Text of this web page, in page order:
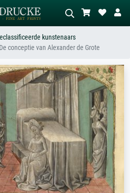
bijv.
Beschrijf de scène – bijv. groene
weide, abstract met veel rood, donker
olieverfschilderij, staand naakt naast
een boom.
kunstenaars
De conceptie van Alexander de Grote